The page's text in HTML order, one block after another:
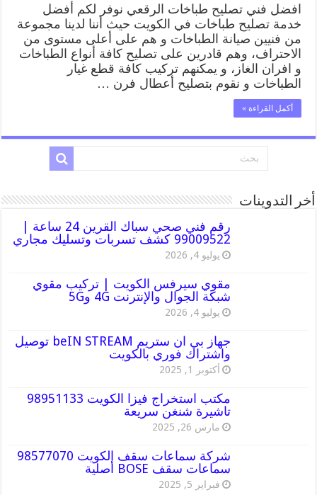
افضل فني تصليح طباخات الرقعي نوفر لكم أفضل
خدمة تصليح طباخات في الكويت حيث أننا لدينا مجموعة
من فنيين صيانة الطباخات و هم على أعلى مستوى من
الاحتراف، وهم قادرين على تصليح كافة أنواع الطباخات
و افران الغاز، و يمكنهم تركيب كافة قطع غيار
الطباخات و نقوم بتصليح أعطال فرن …
أكمل القراءة »
أخر التدوينات
رقم فني صحي سباك القرين 24 ساعة |
99009522 كشف تسربات وتسليك مجاري
يوليو 4, 2026
مقوي سيرفس الكويت | تركيب مقوي
شبكة الجوال والإنترنت 4G و5G
يوليو 4, 2026
جهاز بي ان ستريم beIN STREAM توصيل
واشتراك فوري بالكويت
أكتوبر 1, 2025
مكتب استخراج فيزا الكويت 98951133
تاشيرة شنغن سريعة
مارس 26, 2025
شركة سماعات سقف الكويت 98577070
سماعات سقف BOSE أصلية
فبراير 5, 2025